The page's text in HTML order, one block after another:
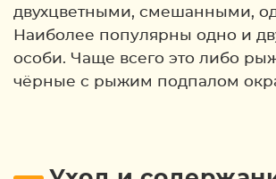
двухцветными, смешанными,
Наиболее популярны одно и
особи. Чаще всего это либо
чёрные с рыжим подпалом